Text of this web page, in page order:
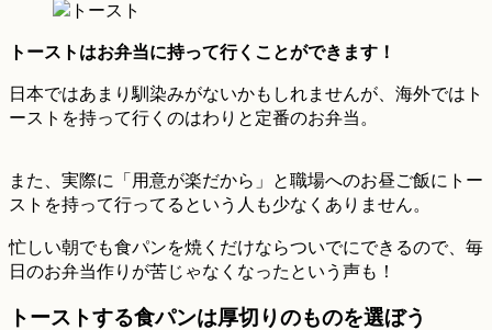
トーストはお弁当に持って行くことができます！
日本ではあまり馴染みがないかもしれませんが、海外ではト
ーストを持って行くのはわりと定番のお弁当。
また、実際に「用意が楽だから」と職場へのお昼ご飯にトー
ストを持って行ってるという人も少なくありません。
忙しい朝でも食パンを焼くだけならついでにできるので、毎
日のお弁当作りが苦じゃなくなったという声も！
トーストする食パンは厚切りのものを選ぼう